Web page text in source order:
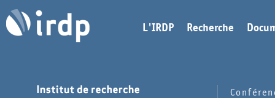
L'IRDP Recherche